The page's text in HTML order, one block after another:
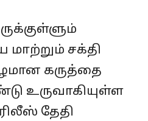
சக்தி
கருத்தை
உருவாகியுள்ள
தேதி